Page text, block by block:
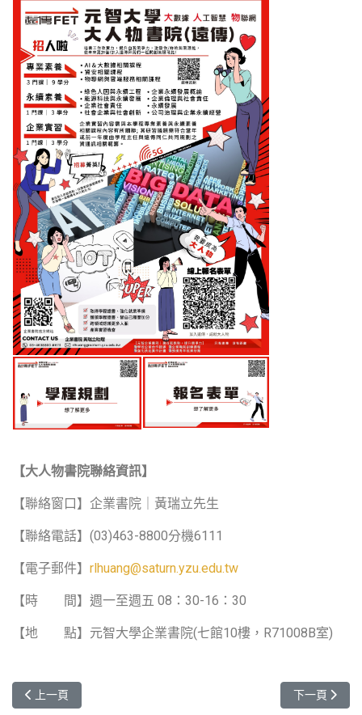
【大人物書院聯絡資訊】
【聯絡窗口】企業書院｜黃瑞立先生
【聯絡電話】(03)463-8800分機6111
【電子郵件】 rlhuang@saturn.yzu.edu.tw
【時 間】週一至週五 08：30-16：30
【地 點】元智大學企業書院(七館10樓，R71008B室)
上一篇文章: 【招募資訊】2024年「欣銓科技企業實習-專業人才培
上一頁 下一篇文章:
下一頁